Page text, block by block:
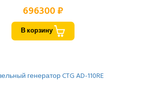
696300 ₽
В корзину